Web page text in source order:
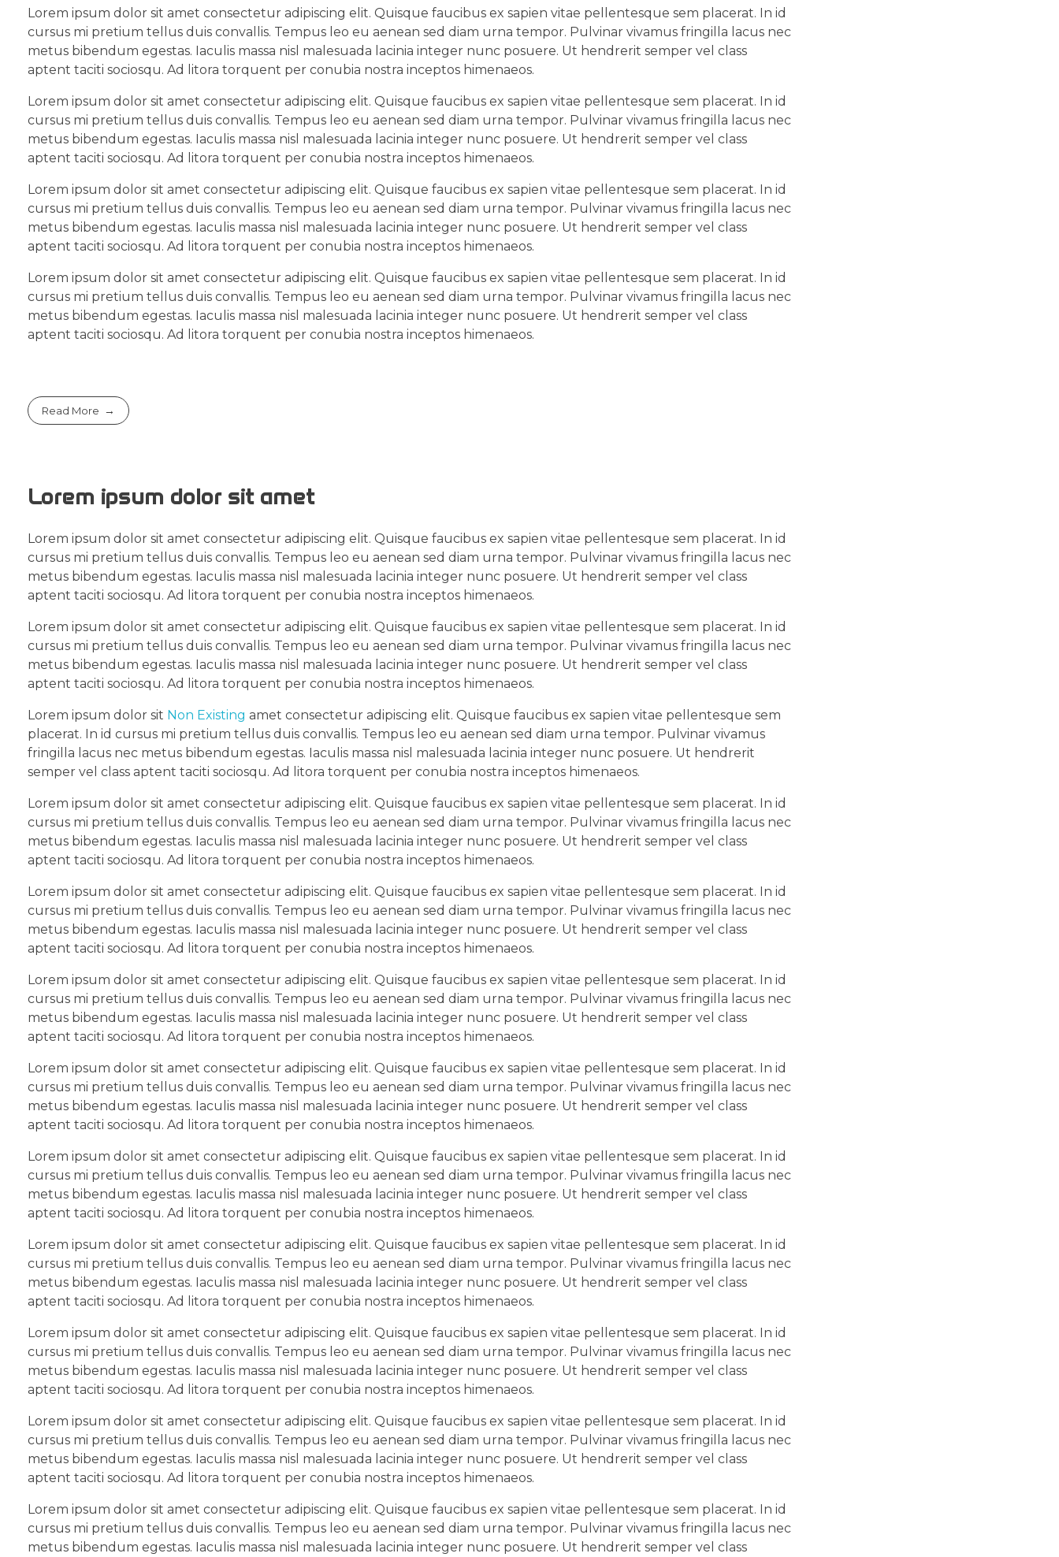
Lorem ipsum dolor sit amet consectetur adipiscing elit. Quisque faucibus ex sapien vitae pellentesque sem placerat. In id
cursus mi pretium tellus duis convallis. Tempus leo eu aenean sed diam urna tempor. Pulvinar vivamus fringilla lacus nec
metus bibendum egestas. Iaculis massa nisl malesuada lacinia integer nunc posuere. Ut hendrerit semper vel class
aptent taciti sociosqu. Ad litora torquent per conubia nostra inceptos himenaeos.
Lorem ipsum dolor sit amet consectetur adipiscing elit. Quisque faucibus ex sapien vitae pellentesque sem placerat. In id
cursus mi pretium tellus duis convallis. Tempus leo eu aenean sed diam urna tempor. Pulvinar vivamus fringilla lacus nec
metus bibendum egestas. Iaculis massa nisl malesuada lacinia integer nunc posuere. Ut hendrerit semper vel class
aptent taciti sociosqu. Ad litora torquent per conubia nostra inceptos himenaeos.
Lorem ipsum dolor sit amet consectetur adipiscing elit. Quisque faucibus ex sapien vitae pellentesque sem placerat. In id
cursus mi pretium tellus duis convallis. Tempus leo eu aenean sed diam urna tempor. Pulvinar vivamus fringilla lacus nec
metus bibendum egestas. Iaculis massa nisl malesuada lacinia integer nunc posuere. Ut hendrerit semper vel class
aptent taciti sociosqu. Ad litora torquent per conubia nostra inceptos himenaeos.
Lorem ipsum dolor sit amet consectetur adipiscing elit. Quisque faucibus ex sapien vitae pellentesque sem placerat. In id
cursus mi pretium tellus duis convallis. Tempus leo eu aenean sed diam urna tempor. Pulvinar vivamus fringilla lacus nec
metus bibendum egestas. Iaculis massa nisl malesuada lacinia integer nunc posuere. Ut hendrerit semper vel class
aptent taciti sociosqu. Ad litora torquent per conubia nostra inceptos himenaeos.
Read More
Lorem ipsum dolor sit amet
Lorem ipsum dolor sit amet consectetur adipiscing elit. Quisque faucibus ex sapien vitae pellentesque sem placerat. In id
cursus mi pretium tellus duis convallis. Tempus leo eu aenean sed diam urna tempor. Pulvinar vivamus fringilla lacus nec
metus bibendum egestas. Iaculis massa nisl malesuada lacinia integer nunc posuere. Ut hendrerit semper vel class
aptent taciti sociosqu. Ad litora torquent per conubia nostra inceptos himenaeos.
Lorem ipsum dolor sit amet consectetur adipiscing elit. Quisque faucibus ex sapien vitae pellentesque sem placerat. In id
cursus mi pretium tellus duis convallis. Tempus leo eu aenean sed diam urna tempor. Pulvinar vivamus fringilla lacus nec
metus bibendum egestas. Iaculis massa nisl malesuada lacinia integer nunc posuere. Ut hendrerit semper vel class
aptent taciti sociosqu. Ad litora torquent per conubia nostra inceptos himenaeos.
Lorem ipsum dolor sit Non Existing amet consectetur adipiscing elit. Quisque faucibus ex sapien vitae pellentesque sem
placerat. In id cursus mi pretium tellus duis convallis. Tempus leo eu aenean sed diam urna tempor. Pulvinar vivamus
fringilla lacus nec metus bibendum egestas. Iaculis massa nisl malesuada lacinia integer nunc posuere. Ut hendrerit
semper vel class aptent taciti sociosqu. Ad litora torquent per conubia nostra inceptos himenaeos.
Lorem ipsum dolor sit amet consectetur adipiscing elit. Quisque faucibus ex sapien vitae pellentesque sem placerat. In id
cursus mi pretium tellus duis convallis. Tempus leo eu aenean sed diam urna tempor. Pulvinar vivamus fringilla lacus nec
metus bibendum egestas. Iaculis massa nisl malesuada lacinia integer nunc posuere. Ut hendrerit semper vel class
aptent taciti sociosqu. Ad litora torquent per conubia nostra inceptos himenaeos.
Lorem ipsum dolor sit amet consectetur adipiscing elit. Quisque faucibus ex sapien vitae pellentesque sem placerat. In id
cursus mi pretium tellus duis convallis. Tempus leo eu aenean sed diam urna tempor. Pulvinar vivamus fringilla lacus nec
metus bibendum egestas. Iaculis massa nisl malesuada lacinia integer nunc posuere. Ut hendrerit semper vel class
aptent taciti sociosqu. Ad litora torquent per conubia nostra inceptos himenaeos.
Lorem ipsum dolor sit amet consectetur adipiscing elit. Quisque faucibus ex sapien vitae pellentesque sem placerat. In id
cursus mi pretium tellus duis convallis. Tempus leo eu aenean sed diam urna tempor. Pulvinar vivamus fringilla lacus nec
metus bibendum egestas. Iaculis massa nisl malesuada lacinia integer nunc posuere. Ut hendrerit semper vel class
aptent taciti sociosqu. Ad litora torquent per conubia nostra inceptos himenaeos.
Lorem ipsum dolor sit amet consectetur adipiscing elit. Quisque faucibus ex sapien vitae pellentesque sem placerat. In id
cursus mi pretium tellus duis convallis. Tempus leo eu aenean sed diam urna tempor. Pulvinar vivamus fringilla lacus nec
metus bibendum egestas. Iaculis massa nisl malesuada lacinia integer nunc posuere. Ut hendrerit semper vel class
aptent taciti sociosqu. Ad litora torquent per conubia nostra inceptos himenaeos.
Lorem ipsum dolor sit amet consectetur adipiscing elit. Quisque faucibus ex sapien vitae pellentesque sem placerat. In id
cursus mi pretium tellus duis convallis. Tempus leo eu aenean sed diam urna tempor. Pulvinar vivamus fringilla lacus nec
metus bibendum egestas. Iaculis massa nisl malesuada lacinia integer nunc posuere. Ut hendrerit semper vel class
aptent taciti sociosqu. Ad litora torquent per conubia nostra inceptos himenaeos.
Lorem ipsum dolor sit amet consectetur adipiscing elit. Quisque faucibus ex sapien vitae pellentesque sem placerat. In id
cursus mi pretium tellus duis convallis. Tempus leo eu aenean sed diam urna tempor. Pulvinar vivamus fringilla lacus nec
metus bibendum egestas. Iaculis massa nisl malesuada lacinia integer nunc posuere. Ut hendrerit semper vel class
aptent taciti sociosqu. Ad litora torquent per conubia nostra inceptos himenaeos.
Lorem ipsum dolor sit amet consectetur adipiscing elit. Quisque faucibus ex sapien vitae pellentesque sem placerat. In id
cursus mi pretium tellus duis convallis. Tempus leo eu aenean sed diam urna tempor. Pulvinar vivamus fringilla lacus nec
metus bibendum egestas. Iaculis massa nisl malesuada lacinia integer nunc posuere. Ut hendrerit semper vel class
aptent taciti sociosqu. Ad litora torquent per conubia nostra inceptos himenaeos.
Lorem ipsum dolor sit amet consectetur adipiscing elit. Quisque faucibus ex sapien vitae pellentesque sem placerat. In id
cursus mi pretium tellus duis convallis. Tempus leo eu aenean sed diam urna tempor. Pulvinar vivamus fringilla lacus nec
metus bibendum egestas. Iaculis massa nisl malesuada lacinia integer nunc posuere. Ut hendrerit semper vel class
aptent taciti sociosqu. Ad litora torquent per conubia nostra inceptos himenaeos.
Lorem ipsum dolor sit amet consectetur adipiscing elit. Quisque faucibus ex sapien vitae pellentesque sem placerat. In id
cursus mi pretium tellus duis convallis. Tempus leo eu aenean sed diam urna tempor. Pulvinar vivamus fringilla lacus nec
metus bibendum egestas. Iaculis massa nisl malesuada lacinia integer nunc posuere. Ut hendrerit semper vel class